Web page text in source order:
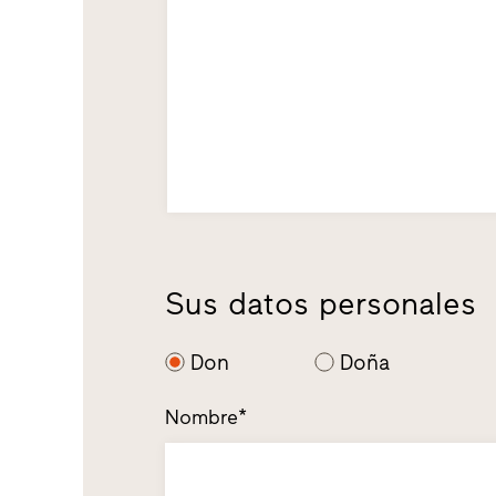
Sus datos personales
Don Doña
Nombre*